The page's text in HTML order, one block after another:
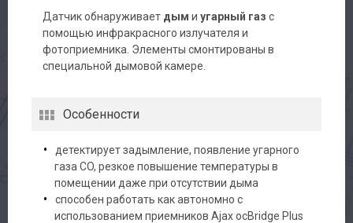
Датчик обнаруживает дым и угарный газ с
помощью инфракрасного излучателя и
фотоприемника. Элементы смонтированы в
специальной дымовой камере.
Особенности
детектирует задымление, появление угарного
газа CO, резкое повышение температуры в
помещении даже при отсутствии дыма
способен работать как автономно с
использованием приемников Ajax ocBridge Plus